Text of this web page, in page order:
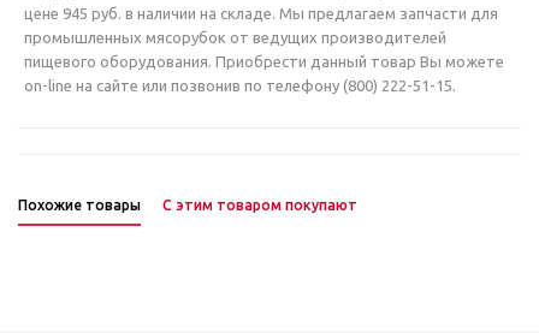
цене 945 руб. в наличии на складе. Мы предлагаем запчасти для
промышленных мясорубок от ведущих производителей
пищевого оборудования. Приобрести данный товар Вы можете
on-line на сайте или позвонив по телефону (800) 222-51-15.
Похожие товары С этим товаром покупают